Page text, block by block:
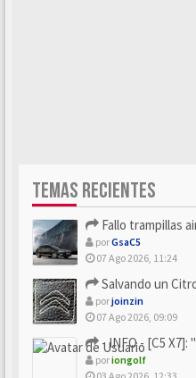
TEMAS RECIENTES
Fallo trampillas
porGsaC5
07 Ago 2026, 11:24
Salvando un Citroën C5
porjoinzin
07 Ago 2026, 09:09
- INFO - [C5 X7]:
poriongolf